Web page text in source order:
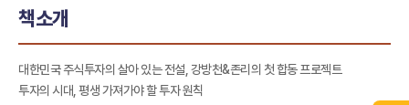
책소개
대한민국 주식투자의 살아 있는 전설, 강방천&존리의 첫 합동 프로젝트
투자의 시대, 평생 가져가야 할 투자 원칙